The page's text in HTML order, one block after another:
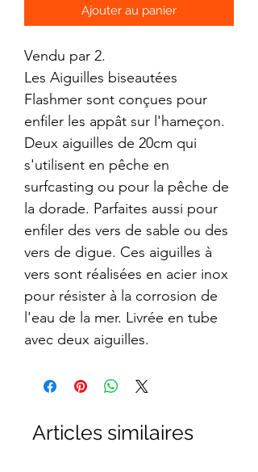
Ajouter au panier
Vendu par 2.
Les Aiguilles biseautées
Flashmer sont conçues pour
enfiler les appât sur l'hameçon.
Deux aiguilles de 20cm qui
s'utilisent en pêche en
surfcasting ou pour la pêche de
la dorade. Parfaites aussi pour
enfiler des vers de sable ou des
vers de digue. Ces aiguilles à
vers sont réalisées en acier inox
pour résister à la corrosion de
l'eau de la mer. Livrée en tube
avec deux aiguilles.
Articles similaires